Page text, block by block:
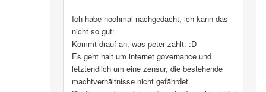
Ich habe nochmal nachgedacht, ich kann das
nicht so gut:
Kommt drauf an, was peter zahlt. :D
Es geht halt um internet governance und
letztendlich um eine zensur, die bestehende
machtverhältnisse nicht gefährdet.